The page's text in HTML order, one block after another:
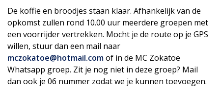
De koffie en broodjes staan klaar. Afhankelijk van de
opkomst zullen rond 10.00 uur meerdere groepen met
een voorrijder vertrekken. Mocht je de route op je GPS
willen, stuur dan een mail naar
mczokatoe@hotmail.comof in de MC Zokatoe
Whatsapp groep. Zit je nog niet in deze groep? Mail
dan ook je 06 nummer zodat we je kunnen toevoegen.